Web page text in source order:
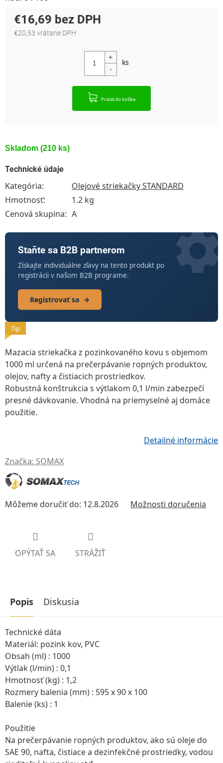
Tip
Mazacia striekačka z pozinkovaného kovu s objemom
1000 ml určená na prečerpávanie ropných produktov,
olejov, nafty a čistiacich prostriedkov.
Robustná konštrukcia s výtlakom 0,1 l/min zabezpečí
presné dávkovanie. Vhodná na priemyselné aj domáce
použitie.
Detailné informácie
Skladom (210 ks)
Značka: SOMAX
Môžeme doručiť do: 12.8.2026 Možnosti doručenia
€16,69
€20,53 vrátane DPH
Pridať do košíka
OPÝTAŤ SA STRÁŽIŤ
Technické údaje
Kategória:
Olejové striekačky STANDARD
Hmotnosť:
1.2 kg
Cenová skupina: A
Staňte sa B2B partnerom
Získajte individuálne zľavy na tento produkt po
registrácii v našom B2B programe.
Registrovať sa →
Popis Diskusia
Technické dáta
Materiál: pozink kov, PVC
Obsah (ml) : 1000
Výtlak (l/min) : 0,1
Hmotnosť (kg) : 1,2
Rozmery balenia (mm) : 595 x 90 x 100
Balenie (ks) : 1
Použitie
Na prečerpávanie ropných produktov, ako sú oleje do
SAE 90, nafta, čistiace a dezinfekčné prostriedky, vodou